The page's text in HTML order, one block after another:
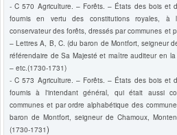
- C 570 Agriculture. – Forêts. – États des bois et
fournis en vertu des constitutions royales, à
conservateur des forêts, dressés par communes et
– Lettres A, B, C. (du baron de Montfort, seigneur
référendaire de Sa Majesté et maître auditeur en
– etc.(1730-1731)
- C 573 Agriculture. – Forêts. – États des bois et
fournis à l'intendant général, qui était aussi
communes et par ordre alphabétique des
baron de Montfort, seigneur de Chamoux,
(1730-1731)